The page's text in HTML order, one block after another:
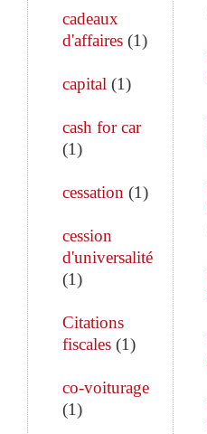
cadeaux
d'affaires (1)
capital (1)
cash for car
(1)
cessation (1)
cession
d'universalité
(1)
Citations
fiscales (1)
co-voiturage
(1)